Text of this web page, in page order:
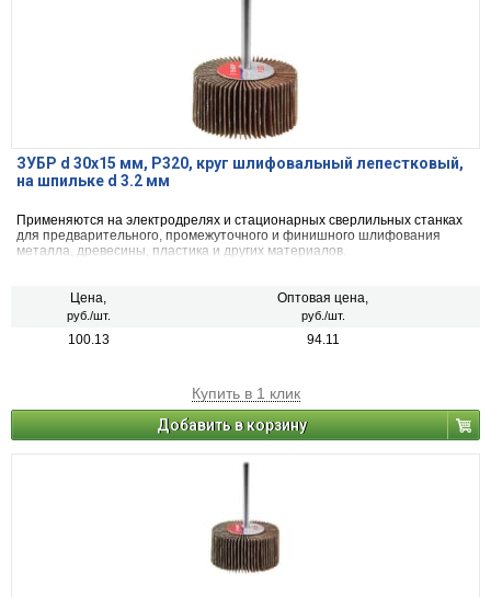
ЗУБР d 30x15 мм, P320, круг шлифовальный лепестковый,
на шпильке d 3.2 мм
Применяются на электродрелях и стационарных сверлильных станках
для предварительного, промежуточного и финишного шлифования
металла, древесины, пластика и других материалов.
Цена,
руб./шт.
Оптовая цена,
руб./шт.
100.13 94.11
Купить в 1 клик
Добавить в корзину